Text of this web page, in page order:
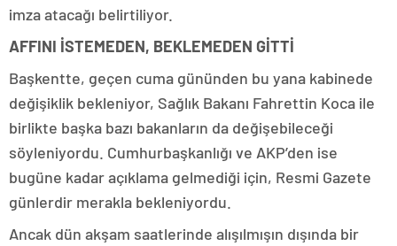
imza atacağı belirtiliyor.
AFFINI İSTEMEDEN, BEKLEMEDEN GİTTİ
Başkentte, geçen cuma gününden bu yana kabinede
değişiklik bekleniyor, Sağlık Bakanı Fahrettin Koca ile
birlikte başka bazı bakanların da değişebileceği
söyleniyordu. Cumhurbaşkanlığı ve AKP’den ise
bugüne kadar açıklama gelmediği için, Resmi Gazete
günlerdir merakla bekleniyordu.
Ancak dün akşam saatlerinde alışılmışın dışında bir